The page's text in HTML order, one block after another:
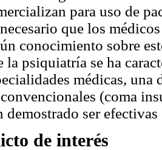
para uso de
que los
conocimiento sobre
la psiquiatría se ha
médicas,
(coma
demostrado ser
de interés